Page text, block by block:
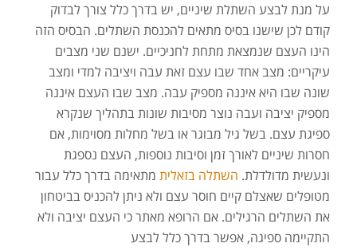
על מנת לבצע השתלת שיניים, יש בדרך כלל צורך לבדוק
קודם לכן שישנו בסיס מתאים להכנסת השתלים. הבסיס הזה
הינו העצם שנמצאת מתחת לחניכיים. ישנם שני מצבים
עיקריים: מצב אחד שבו עצם זאת עבה ויציבה למדי ומצב
שונה שבו היא איננה מספיק עבה. מצב שבו העצם איננה
מספיק יציבה ועבה נוצר מסיבות שונות בתהליך שנקרא
ספיגת עצם. בשל גיל מבוגר או בשל מחלות מסוימות, אם
חסרות שיניים לאורך זמן וסיבות נוספות, העצם נספגת
ונעשית מדולדלת. השתלה בזאליתמתאימה בדרך כלל עבור
מטופלים שאצלם קיים חוסר עצם ולא ניתן להכניס בביטחון
את השתלים הרגילים. אם הרופא מאתר כי העצם יציבה ולא
התקיימה ספיגה, אפשר בדרך כלל לבצע